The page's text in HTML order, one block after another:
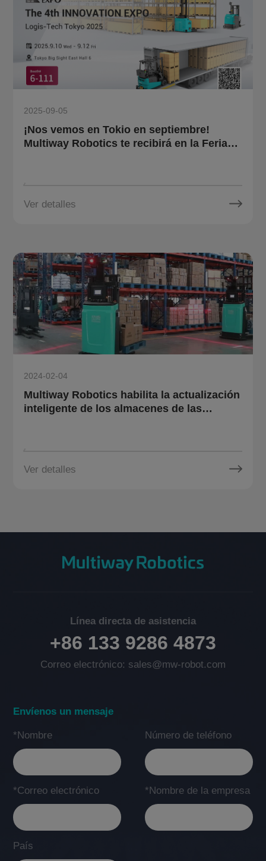
2025-09-05
¡Nos vemos en Tokio en septiembre!
Multiway Robotics te recibirá en la Feria
Ver detalles
2024-02-04
Multiway Robotics habilita la actualización
inteligente de los almacenes de las
Ver detalles
Línea directa de asistencia
+86 133 9286 4873
Correo electrónico: sales@mw-robot.com
Envíenos un mensaje
*Nombre Número de teléfono
*Correo electrónico *Nombre de la empresa
País